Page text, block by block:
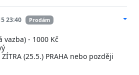
23:40 Prodám
vazba) - 1000 Kč
(25.5.) PRAHA nebo později